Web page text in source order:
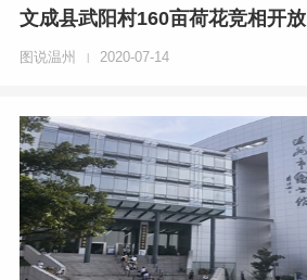
文成县武阳村160亩荷花竞相开放
图说温州 2020-07-14